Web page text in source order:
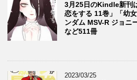
3月25日のKindle新刊
恋をする 11巻」「幼
ンダム MSV-R ジョニ
など511冊
2023/03/25